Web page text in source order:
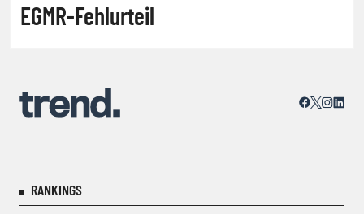
EGMR-Fehlurteil
RANKINGS